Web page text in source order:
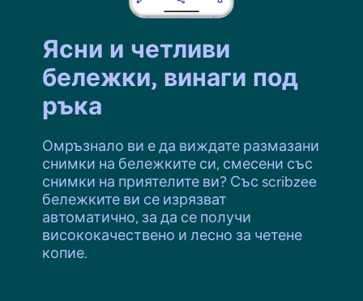
Ясни и четливи
бележки, винаги под
ръка
Омръзнало ви е да виждате размазани
снимки на бележките си, смесени със
снимки на приятелите ви? Със scribzee
бележките ви се изрязват
автоматично, за да се получи
висококачествено и лесно за четене
копие.